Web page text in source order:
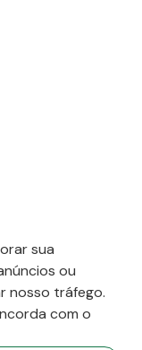
sua
ou
nosso tráfego.
com o